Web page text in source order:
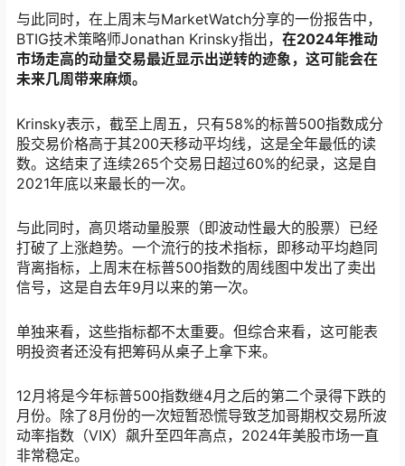
与此同时，在上周末与MarketWatch分享的一份报告中，
BTIG技术策略师Jonathan Krinsky指出， 在2024年推动
市场走高的动量交易最近显示出逆转的迹象，这可能会在
未来几周带来麻烦。
Krinsky表示，截至上周五，只有58%的标普500指数成分
股交易价格高于其200天移动平均线，这是全年最低的读
数。这结束了连续265个交易日超过60%的纪录，这是自
2021年底以来最长的一次。
与此同时，高贝塔动量股票（即波动性最大的股票）已经
打破了上涨趋势。一个流行的技术指标，即移动平均趋同
背离指标，上周末在标普500指数的周线图中发出了卖出
信号，这是自去年9月以来的第一次。
单独来看，这些指标都不太重要。但综合来看，这可能表
明投资者还没有把筹码从桌子上拿下来。
12月将是今年标普500指数继4月之后的第二个录得下跌的
月份。除了8月份的一次短暂恐慌导致芝加哥期权交易所波
动率指数（VIX）飙升至四年高点，2024年美股市场一直
非常稳定。